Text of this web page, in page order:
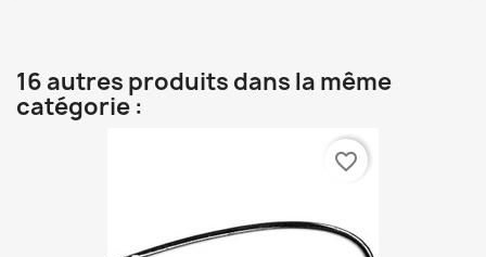
16 autres produits dans la même
catégorie :
favorite_border